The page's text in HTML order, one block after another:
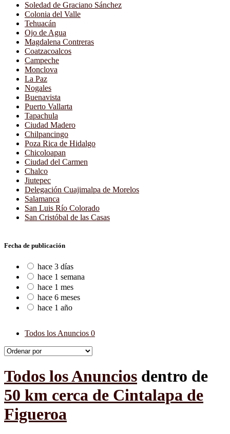
Soledad de Graciano Sánchez
Colonia del Valle
Tehuacán
Ojo de Agua
Magdalena Contreras
Coatzacoalcos
Campeche
Monclova
La Paz
Nogales
Buenavista
Puerto Vallarta
Tapachula
Ciudad Madero
Chilpancingo
Poza Rica de Hidalgo
Chicoloapan
Ciudad del Carmen
Chalco
Jiutepec
Delegación Cuajimalpa de Morelos
Salamanca
San Luis Río Colorado
San Cristóbal de las Casas
Fecha de publicación
hace 3 días
hace 1 semana
hace 1 mes
hace 6 meses
hace 1 año
Todos los Anuncios 0
Todos los Anuncios dentro de
50 km cerca de Cintalapa de
Figueroa